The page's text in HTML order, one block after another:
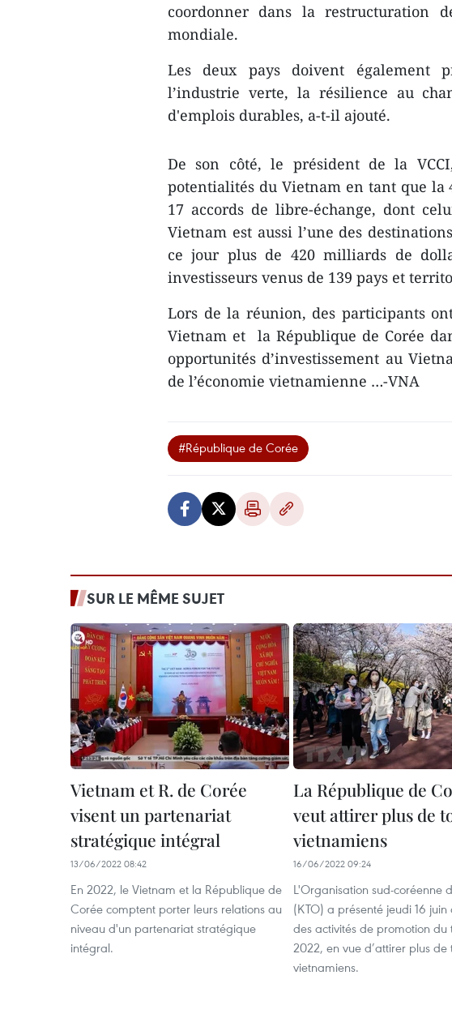
coordonner dans la restructuration
mondiale.
Les deux pays doivent également
l’industrie verte, la résilience au
d'emplois durables, a-t-il ajouté.
De son côté, le président de la
potentialités du Vietnam en tant que la
17 accords de libre-échange, dont
Vietnam est aussi l’une des
ce jour plus de 420 milliards de
investisseurs venus de 139 pays et
Lors de la réunion, des participants
Vietnam et la République de Corée
opportunités d’investissement au
de l’économie vietnamienne …-VNA
#République de Corée
SUR LE MÊME SUJET
Vietnam et R. de Corée
visent un partenariat
stratégique intégral
13/06/2022 08:42
En 2022, le Vietnam et la République de
Corée comptent porter leurs relations au
niveau d'un partenariat stratégique
intégral.
La République de
veut attirer plus de
vietnamiens
16/06/2022 09:24
L'Organisation sud-coréenne
(KTO) a présenté jeudi 16
des activités de promotion du
2022, en vue d’attirer plus de
vietnamiens.